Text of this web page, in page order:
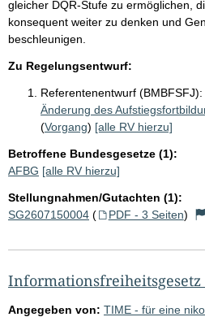
gleicher DQR-Stufe zu ermöglichen,
konsequent weiter zu denken und
beschleunigen.
Zu Regelungsentwurf:
Referentenentwurf (BMBFSFJ):
Änderung des
(Vorgang) [alle RV hierzu]
Betroffene Bundesgesetze (1):
AFBG [alle RV hierzu]
Stellungnahmen/Gutachten (1):
SG2607150004 ( PDF - 3 Seiten)
Informationsfreiheitsgesetz
Angegeben von: TIME - für eine